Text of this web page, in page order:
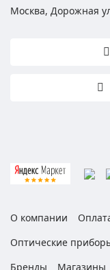
Москва, Дорожная
О компании
Оптические
Бренды
Магазины